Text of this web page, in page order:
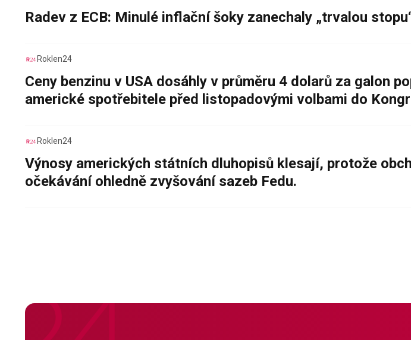
Radev z ECB: Minulé inflační šoky zanechaly „trvalou
Roklen24
Ceny benzinu v USA dosáhly v průměru 4 dolarů za galon
americké spotřebitele před listopadovými volbami do
Roklen24
Výnosy amerických státních dluhopisů klesají, protože
očekávání ohledně zvyšování sazeb Fedu.